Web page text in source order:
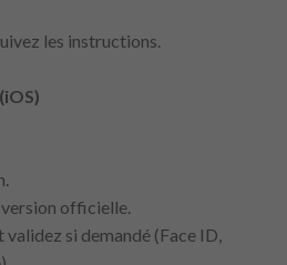
les instructions.
version officielle.
validez si demandé (Face ID,